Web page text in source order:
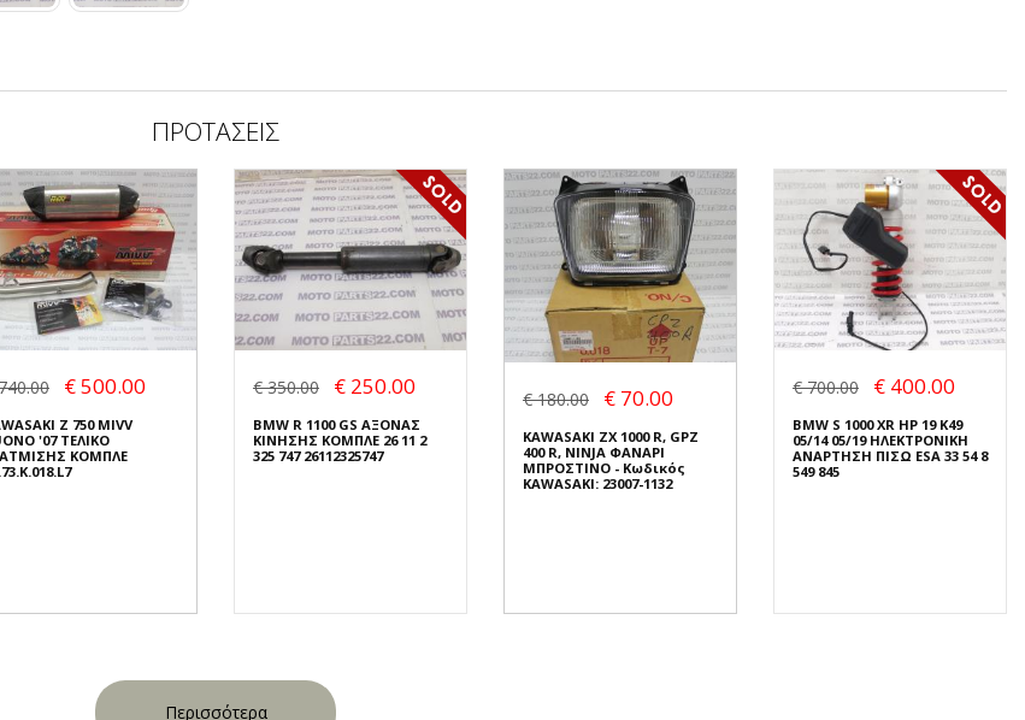
ΠΡΟΤΑΣΕΙΣ
€ 500.00
Z 750 MIVV
'07 ΤΕΛΙΚΟ
ΚΟΜΠΛΕ
€ 350.00 € 250.00
BMW R 1100 GS ΑΞΟΝΑΣ
ΚΙΝΗΣΗΣ ΚΟΜΠΛΕ 26 11 2
325 747 26112325747
€ 180.00 € 70.00
KAWASAKI ZX 1000 R, GPZ
400 R, NINJA ΦΑΝΑΡΙ
ΜΠΡΟΣΤΙΝΟ - Κωδικός
KAWASAKI: 23007-1132
€ 700.00 € 400.00
BMW S 1000 XR HP 19 K49
05/14 05/19 ΗΛΕΚΤΡΟΝΙΚΗ
ΑΝΑΡΤΗΣΗ ΠΙΣΩ ESA 33 54 8
549 845
Περισσότερα